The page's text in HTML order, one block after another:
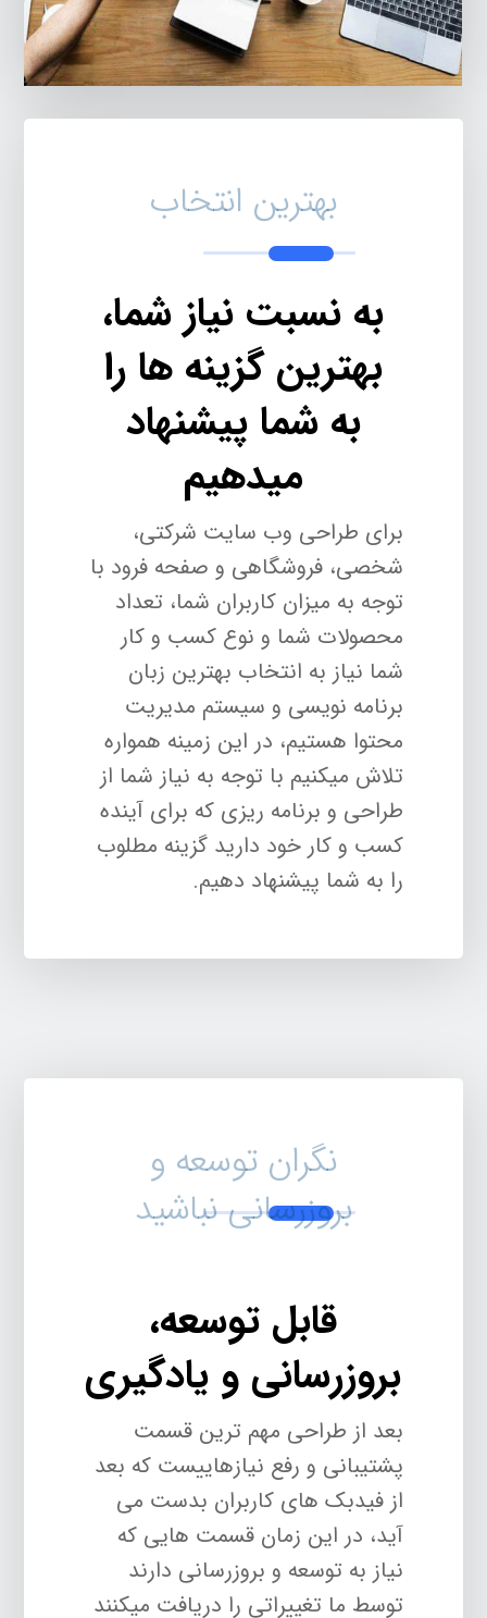
بهترین انتخاب
به نسبت نیاز شما،
بهترین گزینه ها را
به شما پیشنهاد
میدهیم
برای طراحی وب سایت شرکتی،
شخصی، فروشگاهی و صفحه فرود با
توجه به میزان کاربران شما، تعداد
محصولات شما و نوع کسب و کار
شما نیاز به انتخاب بهترین زبان
برنامه نویسی و سیستم مدیریت
محتوا هستیم، در این زمینه همواره
تلاش میکنیم با توجه به نیاز شما از
طراحی و برنامه ریزی که برای آینده
کسب و کار خود دارید گزینه مطلوب
را به شما پیشنهاد دهیم.
نگران توسعه و
بروزرسانی نباشید
قابل توسعه،
بروزرسانی و یادگیری
بعد از طراحی مهم ترین قسمت
پشتیبانی و رفع نیازهاییست که بعد
از فیدبک های کاربران بدست می
آید، در این زمان قسمت هایی که
نیاز به توسعه و بروزرسانی دارند
توسط ما تغییراتی را دریافت میکنند